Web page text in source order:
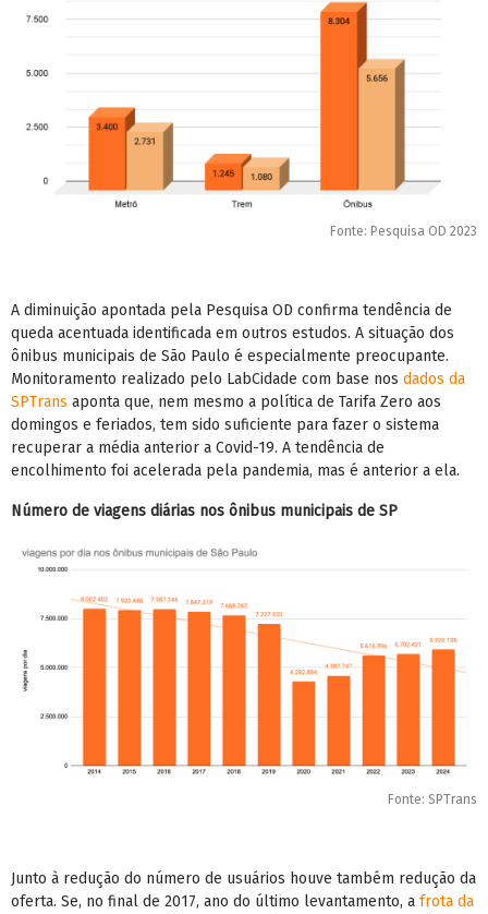
Fonte: Pesquisa OD 2023
A diminuição apontada pela Pesquisa OD confirma tendência de
queda acentuada identificada em outros estudos. A situação dos
ônibus municipais de São Paulo é especialmente preocupante.
Monitoramento realizado pelo LabCidade com base nos dados da
SPTrans aponta que, nem mesmo a política de Tarifa Zero aos
domingos e feriados, tem sido suficiente para fazer o sistema
recuperar a média anterior a Covid-19. A tendência de
encolhimento foi acelerada pela pandemia, mas é anterior a ela.
Número de viagens diárias nos ônibus municipais de SP
Fonte: SPTrans
Junto à redução do número de usuários houve também redução da
oferta. Se, no final de 2017, ano do último levantamento, a frota da